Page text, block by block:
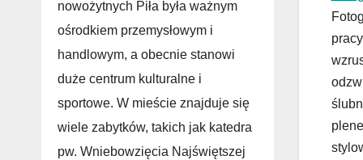
nowożytnych Piła była ważnym
ośrodkiem przemysłowym i
handlowym, a obecnie stanowi
duże centrum kulturalne i
sportowe. W mieście znajduje się
wiele zabytków, takich jak katedra
pw. Wniebowzięcia Najświętszej